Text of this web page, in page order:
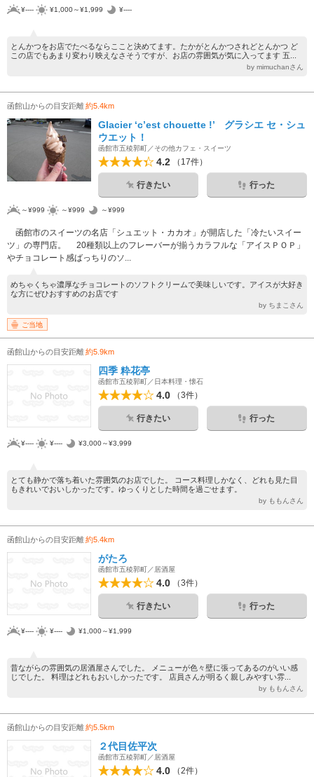
¥---- ¥1,000～¥1,999 ¥----
とんかつをお店でたべるならここと決めてます。たかがとんかつされどとんかつ ど
この店でもあまり変わり映えなさそうですが、お店の雰囲気が気に入ってます 五...
by mimuchanさん
函館山からの目安距離約5.4km
Glacier ‘c’est chouette !’ グラシエ セ・シュ
ウエット！
函館市五稜郭町／その他カフェ・スイーツ
4.2 （17件）
行きたい 行った
～¥999 ～¥999 ～¥999
函館市のスイーツの名店「シュエット・カカオ」が開店した「冷たいスイー
ツ」の専門店。 20種類以上のフレーバーが揃うカラフルな「アイスＰＯＰ」
やチョコレート感ばっちりのソ...
めちゃくちゃ濃厚なチョコレートのソフトクリームで美味しいです。アイスが大好き
な方にぜひおすすめのお店です
by ちまこさん
ご当地
函館山からの目安距離約5.9km
四季 粋花亭
函館市五稜郭町／日本料理・懐石
4.0 （3件）
行きたい 行った
¥---- ¥---- ¥3,000～¥3,999
とても静かで落ち着いた雰囲気のお店でした。 コース料理しかなく、どれも見た目
もきれいでおいしかったです。ゆっくりとした時間を過ごせます。
by ももんさん
函館山からの目安距離約5.4km
がたろ
函館市五稜郭町／居酒屋
4.0 （3件）
行きたい 行った
¥---- ¥---- ¥1,000～¥1,999
昔ながらの雰囲気の居酒屋さんでした。 メニューが色々壁に張ってあるのがいい感
じでした。 料理はどれもおいしかったです。 店員さんが明るく親しみやすい雰...
by ももんさん
函館山からの目安距離約5.5km
２代目佐平次
函館市五稜郭町／居酒屋
4.0 （2件）